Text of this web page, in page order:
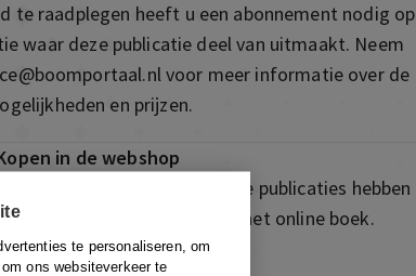
te personaliseren, om
ons websiteverkeer te
te raadplegen heeft u een abonnement nodig op
waar deze publicatie deel van uitmaakt. Neem
voor meer informatie over de
en prijzen.
in de webshop
in onze webshop. Sommige publicaties hebben
toegang te kopen tot het online boek.
Naar de webshop